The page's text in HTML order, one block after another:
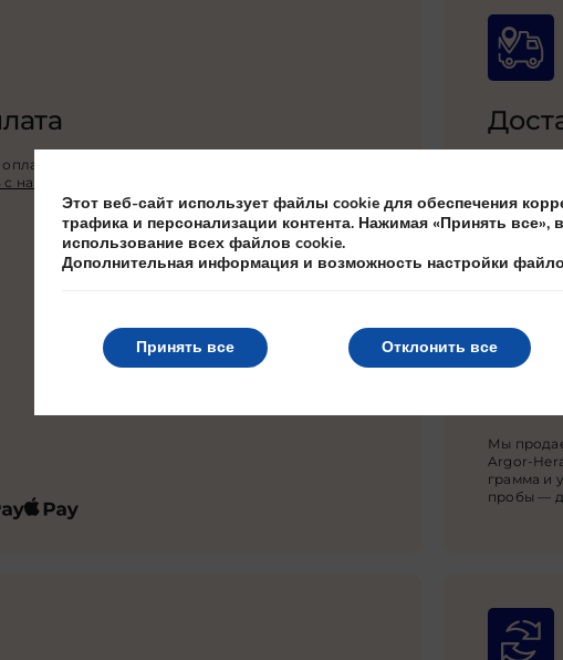
наличными или банковским
нами!
Мы
Argor-
грамма и
пробы —
Этот веб-сайт использует файлы cookie для обеспечения
трафика и персонализации контента. Нажимая «Принять все»,
использование всех файлов cookie.
Дополнительная информация и возможность настройки
Принять все Отклонить все